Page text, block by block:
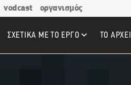
vodcast οργανισμός
ΣΧΕΤΙΚΑ ΜΕ ΤΟ ΕΡΓΟ ΤΟ